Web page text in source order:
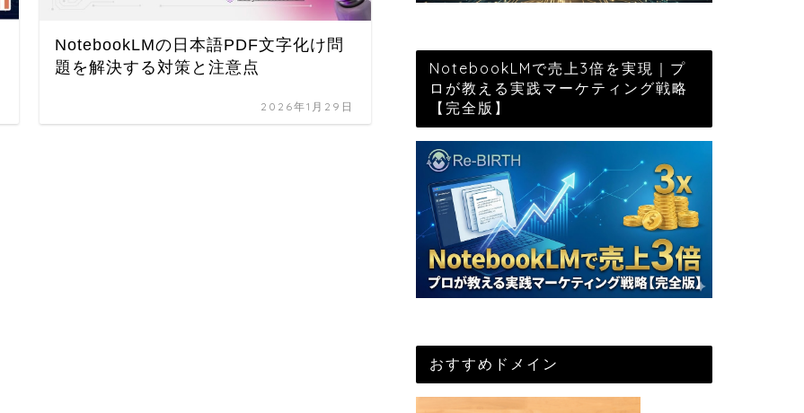
NotebookLMの日本語PDF文字化け問
題を解決する対策と注意点
2026年1月29日
NotebookLMで売上3倍を実現｜プ
ロが教える実践マーケティング戦略
【完全版】
おすすめドメイン